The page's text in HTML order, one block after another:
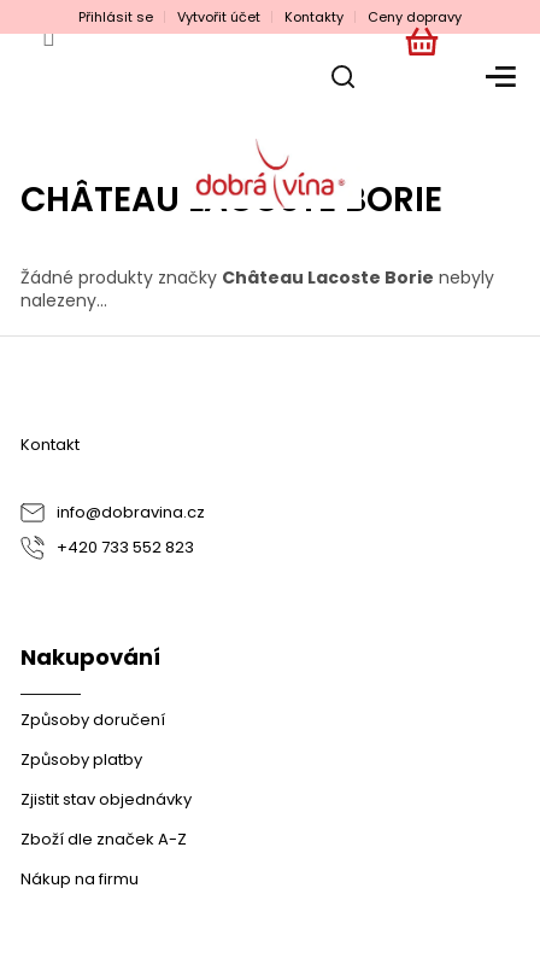
na
Přihlásit se Vytvořit účet Kontakty Ceny dopravy
NÁKUPNÍ
CHÂTEAU LACOSTE BORIE
Žádné produkty značky Château Lacoste Borie nebyly
nalezeny...
Z
Kontakt
info@dobravina.cz
+420 733 552 823
Nakupování
Způsoby doručení
Způsoby platby
Zjistit stav objednávky
Zboží dle značek A-Z
Nákup na firmu